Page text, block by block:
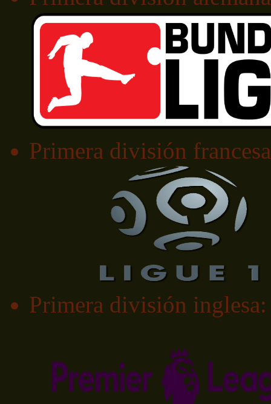
Primera división
Primera división